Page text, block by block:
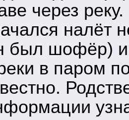
через
налёт
был шофёр) и
в паром